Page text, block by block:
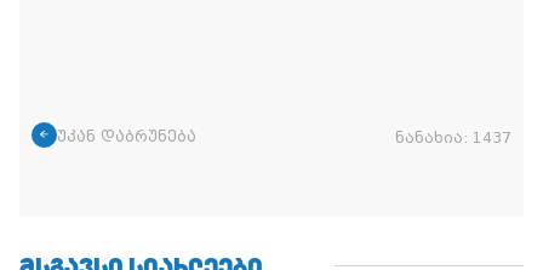
უკან დაბრუნება ნანახია: 1437